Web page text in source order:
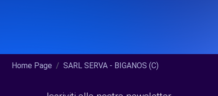
Home Page SARL SERVA - BIGANOS (C)